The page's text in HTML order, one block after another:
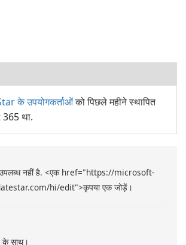
के उपयोगकर्ताओंको पिछले महीने स्थापित
था.
नहीं है. <एक href="https://microsoft-
hi/edit">कृपया एक जोड़ें।
के साथ।